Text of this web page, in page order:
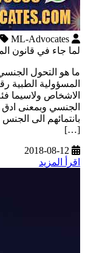
ML-Advocates
لما جاء في قانون
ما هو التحول
الاشخاص ولاسيما
الجنسي وبمعنى
بانتمائهم الى
[…]
2018-08-12
اقرأ المزيد